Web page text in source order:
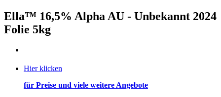
Ella™ 16,5% Alpha AU - Unbekannt 2024
Folie 5kg
Hier klicken
für Preise und viele weitere Angebote